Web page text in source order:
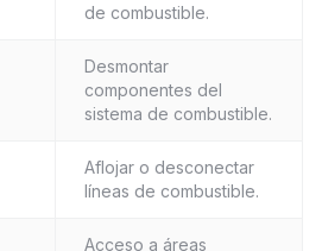
de combustible.
Desmontar
componentes del
sistema de combustible.
Aflojar o desconectar
líneas de combustible.
Acceso a áreas